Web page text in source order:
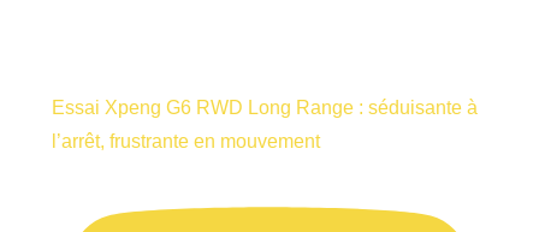
Essai Xpeng G6 RWD Long Range : séduisante à
l’arrêt, frustrante en mouvement